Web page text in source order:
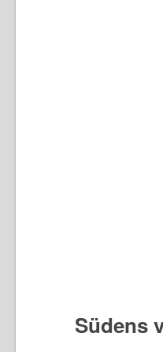
Südens